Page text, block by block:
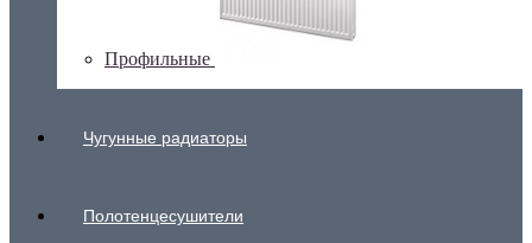
Профильные
Чугунные радиаторы
Полотенцесушители